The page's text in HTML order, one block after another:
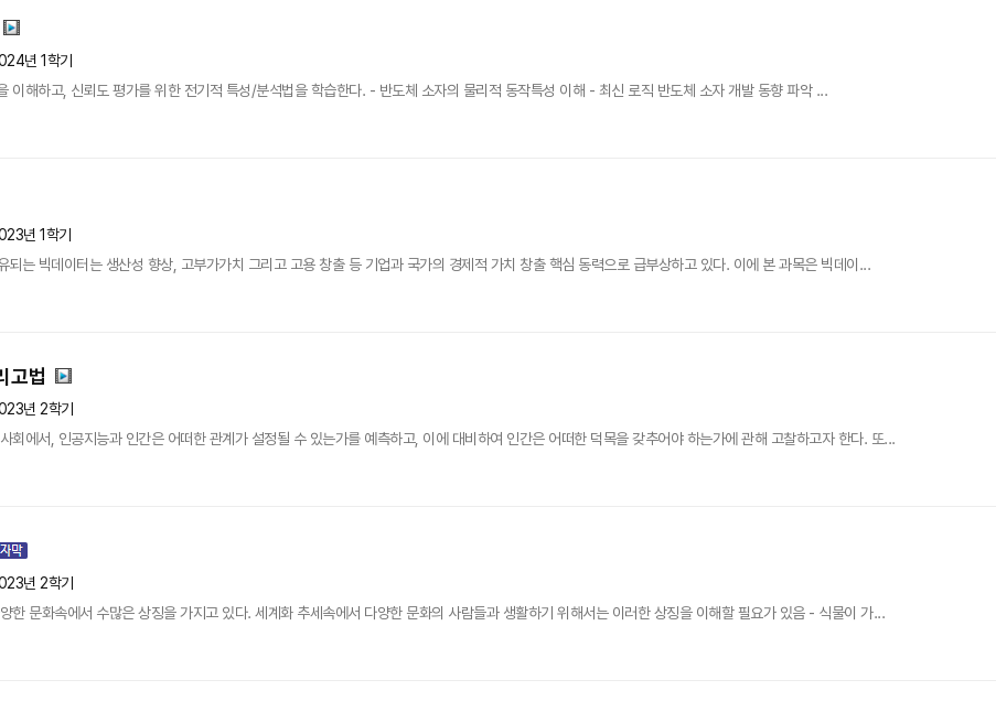
년 1학기
이해하고, 신뢰도 평가를 위한 전기적 특성/분석법을 학습한다. - 반도체 소자의 물리적 동작특성 이해 - 최신 로직 반도체 소자 개발 동향 파악 ...
년 1학기
되는 빅데이터는 생산성 향상, 고부가가치 그리고 고용 창출 등 기업과 국가의 경제적 가치 창출 핵심 동력으로 급부상하고 있다. 이에 본 과목은 빅데이...
고법
년 2학기
회에서, 인공지능과 인간은 어떠한 관계가 설정될 수 있는가를 예측하고, 이에 대비하여 인간은 어떠한 덕목을 갖추어야 하는가에 관해 고찰하고자 한다. 또...
년 2학기
한 문화속에서 수많은 상징을 가지고 있다. 세계화 추세속에서 다양한 문화의 사람들과 생활하기 위해서는 이러한 상징을 이해할 필요가 있음 - 식물이 가...